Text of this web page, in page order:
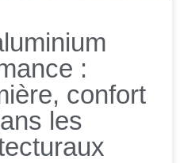
:
confort
les